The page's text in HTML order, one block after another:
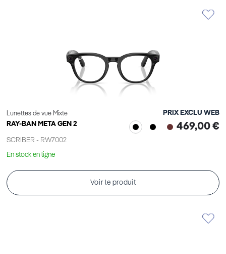
Lunettes de vue Mixte
RAY-BAN META GEN 2
SCRIBER - RW7002
PRIX EXCLU WEB
469,00 €
En stock en ligne
Voir le produit